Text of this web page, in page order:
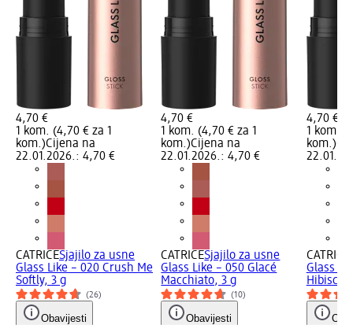
4,70 €
1 kom. (4,70 € za 1
kom.)Cijena na
22.01.2026.: 4,70 €
CATRICESjajilo za usne
Glass Like – 020 Crush Me
Softly, 3 g
(26)
Obavijesti
4,70 €
1 kom. (4,70 € za 1
kom.)Cijena na
22.01.2026.: 4,70 €
CATRICESjajilo za usne
Glass Like – 050 Glacé
Macchiato, 3 g
(10)
Obavijesti
4,70 €
1 kom.
kom.)
CATRICE
Glass